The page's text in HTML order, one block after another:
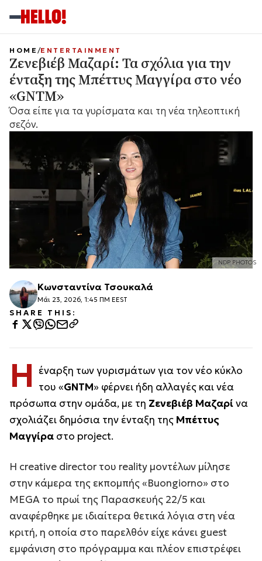
NDP PHOTOS
HOME ENTERTAINMENT
Ζενεβιέβ Μαζαρί: Τα σχόλια για την
ένταξη της Μπέττυς Μαγγίρα στο νέο
«GNTM»
Όσα είπε για τα γυρίσματα και τη νέα τηλεοπτική
σεζόν.
Κωνσταντίνα Τσουκαλά
Μάι 23, 2026, 1:45 ΠΜ EEST
SHARE THIS:
Η έναρξη των γυρισμάτων για τον νέο κύκλο
του «GNTM» φέρνει ήδη αλλαγές και νέα
πρόσωπα στην ομάδα, με τη Ζενεβιέβ Μαζαρίνα
σχολιάζει δημόσια την ένταξη της Μπέττυς
Μαγγίρα στο project.
Η creative director του reality μοντέλων μίλησε
στην κάμερα της εκπομπής «Buongiorno» στο
MEGA το πρωί της Παρασκευής 22/5 και
αναφέρθηκε με ιδιαίτερα θετικά λόγια στη νέα
κριτή, η οποία στο παρελθόν είχε κάνει guest
εμφάνιση στο πρόγραμμα και πλέον επιστρέφει